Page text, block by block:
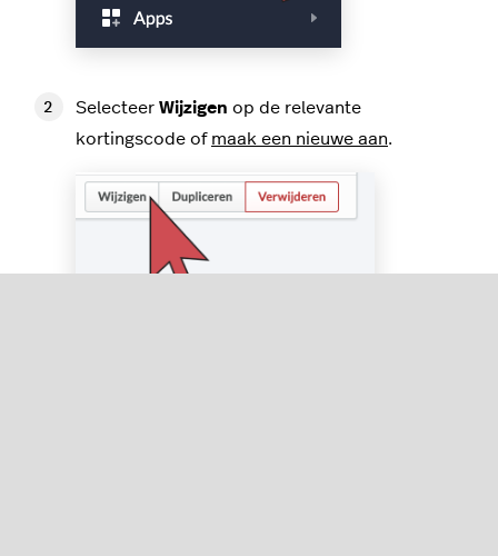
Selecteer Wijzigen op de relevante
kortingscode of maak een nieuwe aan.